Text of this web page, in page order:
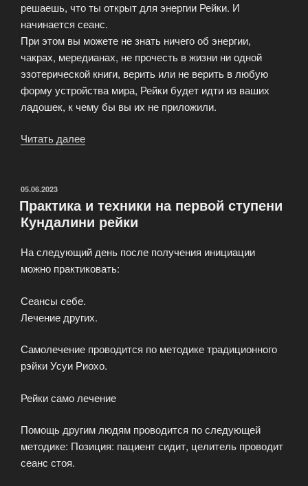
решаешь, что ты открыт для энергии Рейки. И
начинается сеанс.
При этом вы можете не знать ничего об энергии,
чакрах, мередианах, не прочесть в жизни ни одной
эзотерической книги, верить или не верить в любую
форму устройства мира, Рейки будет идти из ваших
ладошек, к чему бы вы их не приложили.
Читать далее
ОПУБЛИКОВАНО
05.06.2023
Практика и техники на первой ступени
Кундалини рейки
На следующий день после получения инициации
можно практиковать:
Сеансы себе.
Лечение других.
Самолечение проводится по методике традиционного
рэйки Усуи Риохо.
Рейки само лечение
Помощь другим людям проводится по следующей
методике: Позиция: пациент сидит, целитель проводит
сеанс стоя.